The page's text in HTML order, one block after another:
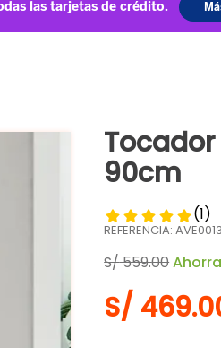
90cm
(1)
REFERENCIA:
S/559.00Ahorra
S/ 469.